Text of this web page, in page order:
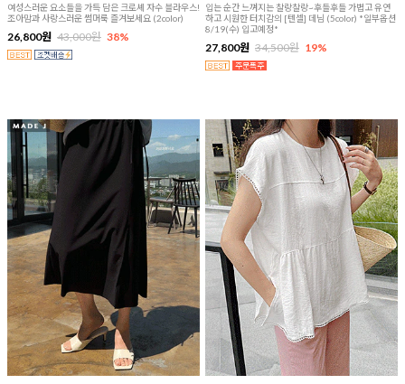
여성스러운 요소들을 가득 담은 크로셰 자수 블라우스!
조아맘과 사랑스러운 썸머룩 즐겨보세요 (2color)
26,800원 43,000원 38%
입는 순간 느껴지는 찰랑찰랑~후들후들 가볍고 유연
하고 시원한 터치감의 [텐셀] 데님 (5color) *일부옵션
8/19(수) 입고예정*
27,800원 34,500원 19%